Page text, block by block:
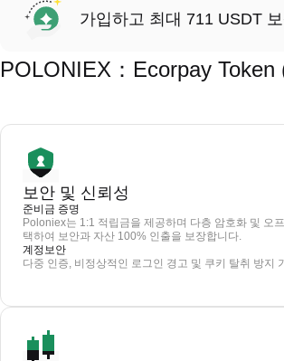
가입하고 최대 711 USDT
POLONIEX：Ecorpay
보안 및 신뢰성
준비금 증명
Poloniex는 1:1 적립금을 제공하며 다층 암호화 및 오
택하여 보안과 자산 100% 인출을 보장합니다.
계정보안
다중 인증, 비정상적인 로그인 경고 및 쿠키 탈취 방지